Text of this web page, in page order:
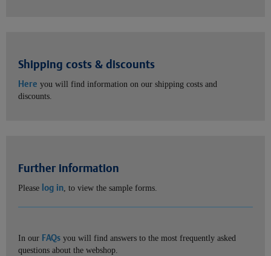
Shipping costs & discounts
Here you will find information on our shipping costs and
discounts.
Further information
Please log in, to view the sample forms.
In our FAQs you will find answers to the most frequently asked
questions about the webshop.